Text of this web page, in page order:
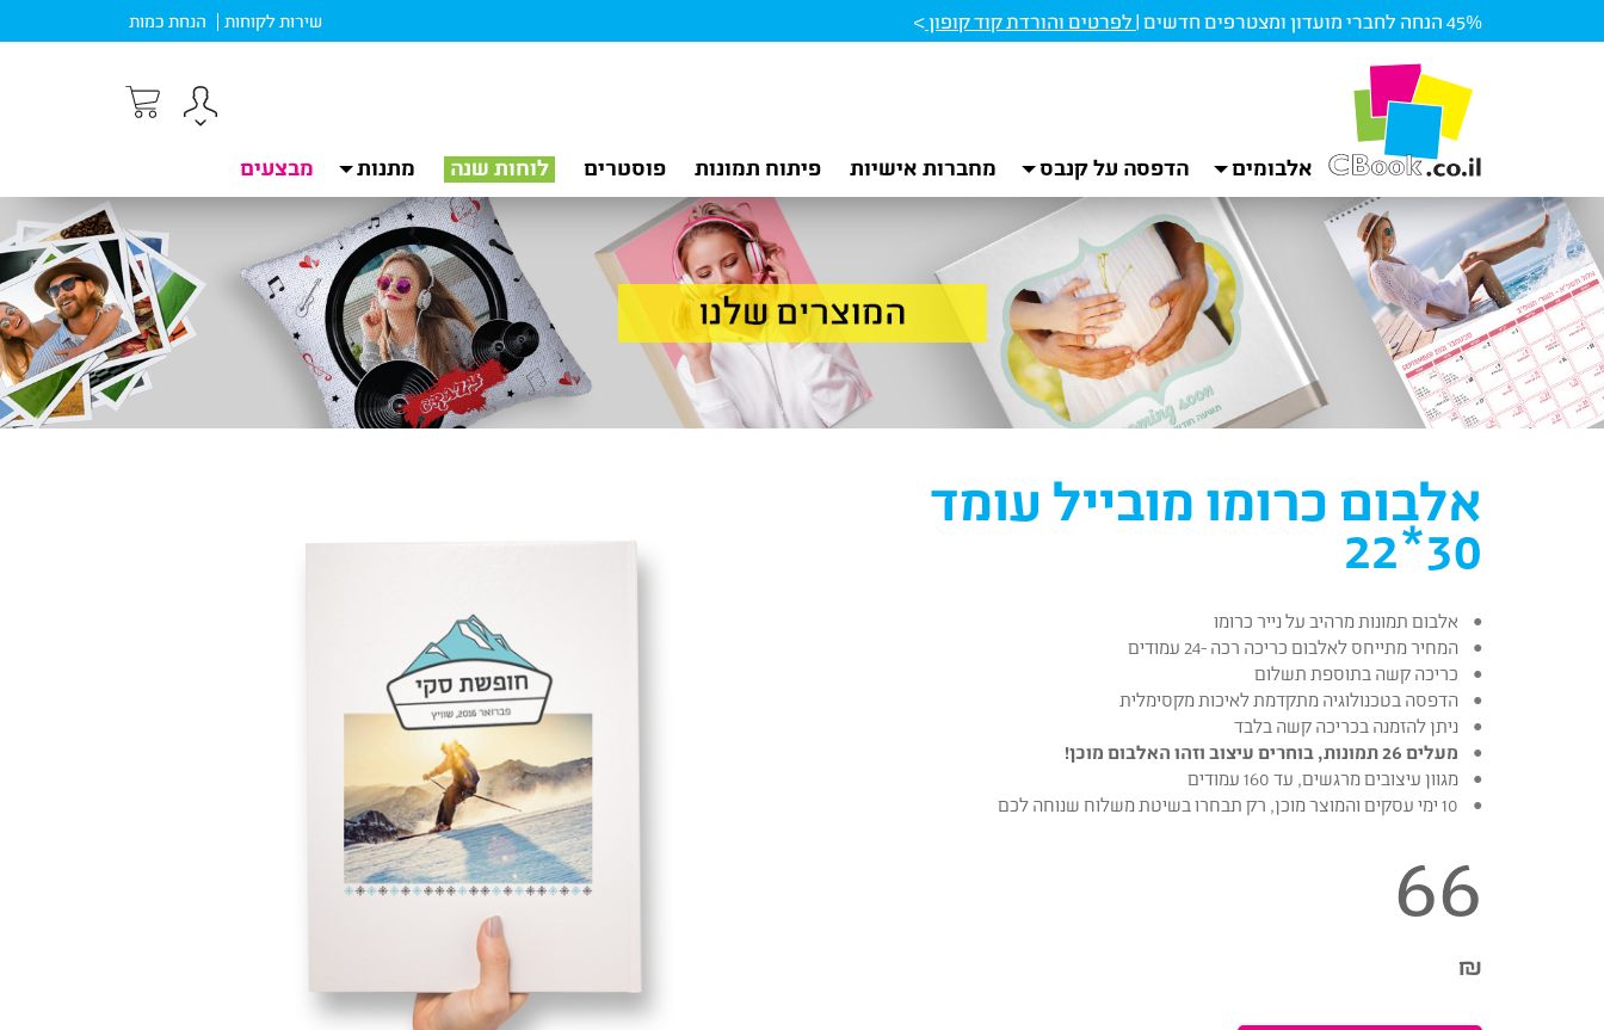
45% הנחה לחברי מועדון ומצטרפים חדשים | לפרטים והורדת קוד קופון> שירות לקוחות הנחת כמות
אלבומים הדפסה על קנבס מחברות אישיות פיתוח תמונות פוסטרים לוחות שנה מתנות מבצעים
אלבום כרומו מובייל עומד
30*22
אלבום תמונות מרהיב על נייר כרומו
המחיר מתייחס לאלבום כריכה רכה -24 עמודים
כריכה קשה בתוספת תשלום
הדפסה בטכנולוגיה מתקדמת לאיכות מקסימלית
ניתן להזמנה בכריכה קשה בלבד
מעלים 26 תמונות, בוחרים עיצוב וזהו האלבום מוכן!
מגוון עיצובים מרגשים, עד 160 עמודים
10 ימי עסקים והמוצר מוכן, רק תבחרו בשיטת משלוח שנוחה לכם
66
₪